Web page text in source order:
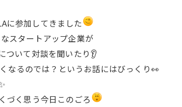
に参加してきました
スタートアップ企業が
ついて対談を聞いたり👂️
なるのでは？というお話にはびっくり👀
づく思う今日このごろ